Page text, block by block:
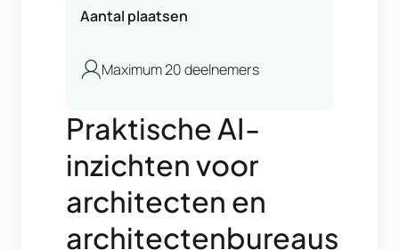
Praktische AI-
inzichten voor
architecten en
architectenbureaus
Aantal plaatsen
Maximum 20 deelnemers